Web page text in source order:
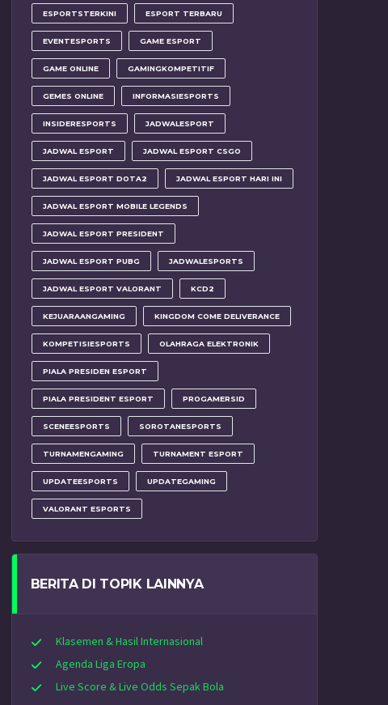
ESPORTSTERKINI ESPORT TERBARU
EVENTESPORTS GAME ESPORT
GAME ONLINE GAMINGKOMPETITIF
GEMES ONLINE INFORMASIESPORTS
INSIDERESPORTS JADWALESPORT
JADWAL ESPORT JADWAL ESPORT CSGO
JADWAL ESPORT DOTA2 JADWAL ESPORT HARI INI
JADWAL ESPORT MOBILE LEGENDS
JADWAL ESPORT PRESIDENT
JADWAL ESPORT PUBG JADWALESPORTS
JADWAL ESPORT VALORANT KCD2
KEJUARAANGAMING KINGDOM COME DELIVERANCE
KOMPETISIESPORTS OLAHRAGA ELEKTRONIK
PIALA PRESIDEN ESPORT
PIALA PRESIDENT ESPORT PROGAMERSID
SCENEESPORTS SOROTANESPORTS
TURNAMENGAMING TURNAMENT ESPORT
UPDATEESPORTS UPDATEGAMING
VALORANT ESPORTS
BERITA DI TOPIK LAINNYA
Klasemen & Hasil Internasional
Agenda Liga Eropa
Live Score & Live Odds Sepak Bola